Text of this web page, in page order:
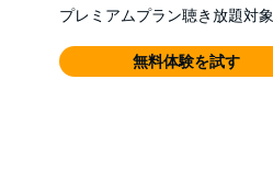
プレミアムプラン聴き放題対象
無料体験を試す